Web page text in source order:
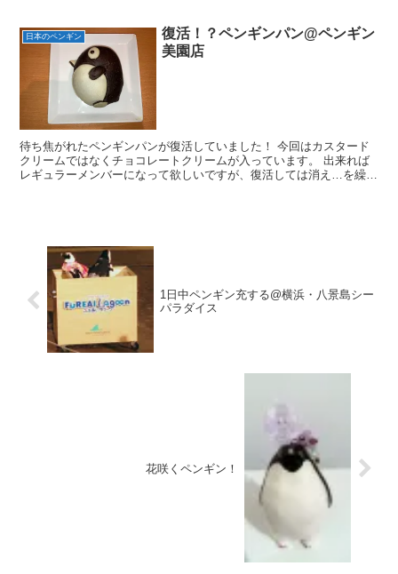
日本のペンギン
復活！？ペンギンパン@ペンギン
美園店
待ち焦がれたペンギンパンが復活していました！ 今回はカスタード
クリームではなくチョコレートクリームが入っています。 出来れば
レギュラーメンバーになって欲しいですが、復活しては消え…を繰り
1日中ペンギン充する@横浜・八景島シー
パラダイス
花咲くペンギン！